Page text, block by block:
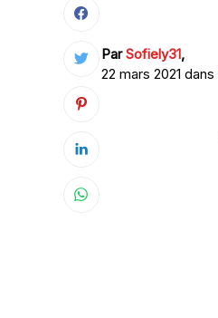
ParSofiely31,
22 mars 2021 dans